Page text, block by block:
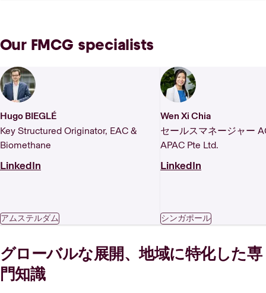
Our FMCG specialists
Hugo BIEGLÉ
Key Structured Originator, EAC &
Biomethane
LinkedIn
アムステルダム
Wen Xi Chia
セールスマネージャー
APAC Pte Ltd.
LinkedIn
シンガポール
グローバルな展開、地域に特化した専
門知識